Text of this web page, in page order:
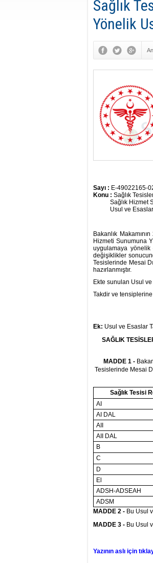
Sağlık
Yönelik
Sayı : E-49022165-
Konu : Sağlık
Sağlık Hizmet
Usul ve Esaslar
Bakanlık
Hizmeti Sunumuna
uygulamaya
değişiklikler
Tesislerinde Mesai
hazırlanmıştır.
Ekte sunulan Usul
Takdir ve
Ek: Usul ve Esaslar
SAĞLIK
MADDE 1 -
Tesislerinde Mesai
Sağlık Tesisi
AI
AI DAL
AII
AII DAL
B
C
D
El
ADSH-ADSEAH
ADSM
MADDE 2 - Bu Usul
MADDE 3 - Bu Usul
Yazının aslı için